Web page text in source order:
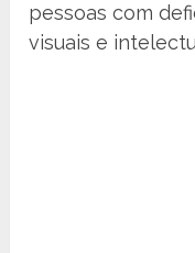
pessoas com
visuais e